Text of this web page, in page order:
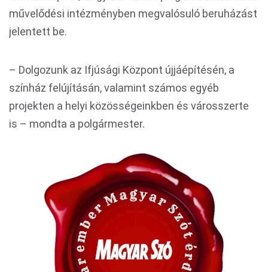
művelődési intézményben megvalósuló beruházást
jelentett be.
– Dolgozunk az Ifjúsági Központ újjáépítésén, a
színház felújításán, valamint számos egyéb
projekten a helyi közösségeinkben és városszerte
is – mondta a polgármester.